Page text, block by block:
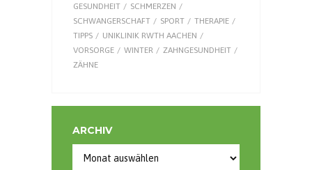
GESUNDHEIT
SCHMERZEN
SCHWANGERSCHAFT
SPORT
THERAPIE
TIPPS
UNIKLINIK RWTH AACHEN
VORSORGE
WINTER
ZAHNGESUNDHEIT
ZÄHNE
ARCHIV